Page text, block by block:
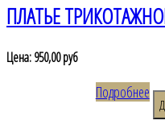
ПЛАТЬЕ
Цена:950,00 руб
Подробнее